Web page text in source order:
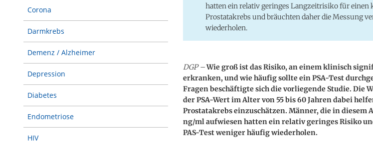
Corona
Darmkrebs
Demenz / Alzheimer
Depression
Diabetes
Endometriose
HIV
hatten ein relativ geringes Langzeitrisiko für
Prostatakrebs und bräuchten daher die Messung
wiederholen.
DGP –Wie groß ist das Risiko, an einem klinisch
erkranken, und wie häufig sollte ein PSA-Test
Fragen beschäftigte sich die vorliegende Studie. Die
der PSA-Wert im Alter von 55 bis 60 Jahren dabei
Prostatakrebs einzuschätzen. Männer, die in diesem
ng/ml aufwiesen hatten ein relativ geringes Risiko
PAS-Test weniger häufig wiederholen.